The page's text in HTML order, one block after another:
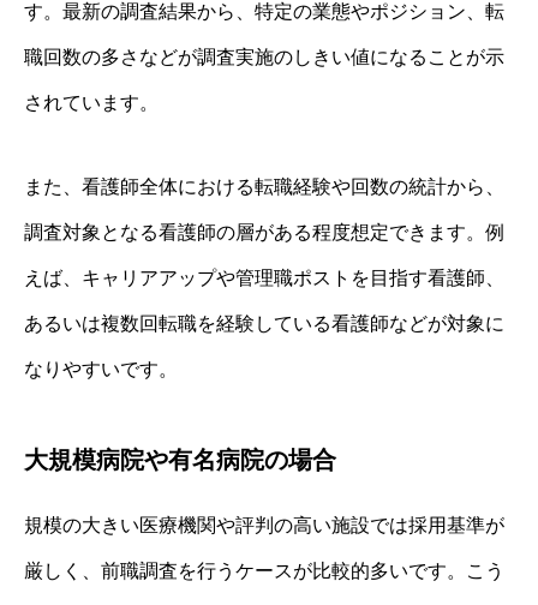
す。最新の調査結果から、特定の業態やポジション、転
職回数の多さなどが調査実施のしきい値になることが示
されています。
また、看護師全体における転職経験や回数の統計から、
調査対象となる看護師の層がある程度想定できます。例
えば、キャリアアップや管理職ポストを目指す看護師、
あるいは複数回転職を経験している看護師などが対象に
なりやすいです。
大規模病院や有名病院の場合
規模の大きい医療機関や評判の高い施設では採用基準が
厳しく、前職調査を行うケースが比較的多いです。こう